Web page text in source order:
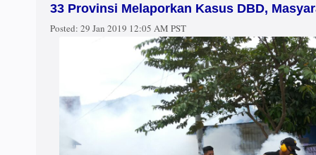
33 Provinsi Melaporkan Kasus DBD,
Posted: 29 Jan 2019 12:05 AM PST